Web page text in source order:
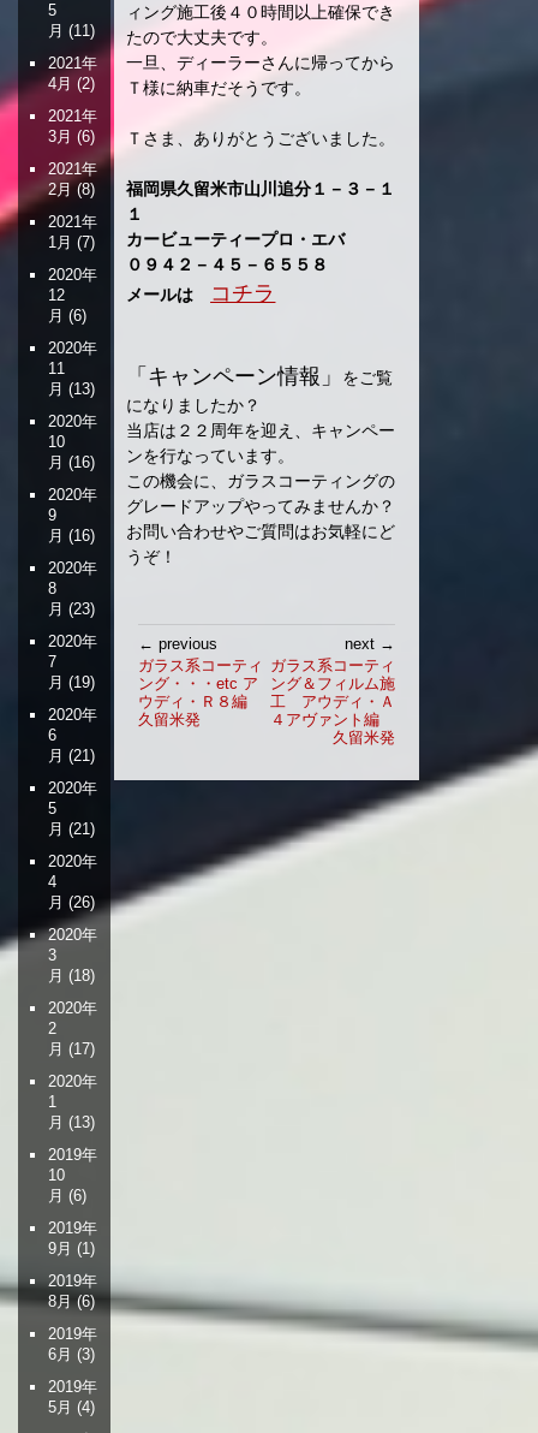
ィング施工後４０時間以上確保でき
たので大丈夫です。
一旦、ディーラーさんに帰ってから
Ｔ様に納車だそうです。
Ｔさま、ありがとうございました。
福岡県久留米市山川追分１－３－１
１
カービューティープロ・エバ
０９４２－４５－６５５８
メールは
コチラ
「キャンペーン情報」
をご覧
になりましたか？
当店は２２周年を迎え、キャンペー
ンを行なっています。
この機会に、ガラスコーティングの
グレードアップやってみませんか？
お問い合わせやご質問はお気軽にど
うぞ！
稿
ナ
ビ
シ
← previous
ガラス系コーティ
ング・・・etc ア
ウディ・Ｒ８編
久留米発
next →
ガラス系コーティ
ング＆フィルム施
工 アウディ・Ａ
４アヴァント編
久留米発
5
月 (11)
2021年
4月 (2)
2021年
3月 (6)
2021年
2月(8)
2021年
1月 (7)
2020年
12
月 (6)
2020年
11
月 (13)
2020年
10
月 (16)
2020年
9
月 (16)
2020年
8
月 (23)
2020年
7
月 (19)
2020年
6
月 (21)
2020年
5
月 (21)
2020年
4
月 (26)
2020年
3
月 (18)
2020年
2
月 (17)
2020年
1
月 (13)
2019年
10
月 (6)
2019年
9月 (1)
2019年
8月(6)
2019年
6月 (3)
2019年
5月 (4)